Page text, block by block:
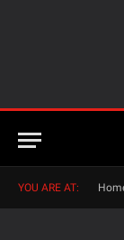
YOU ARE AT: